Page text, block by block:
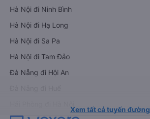
Hà Nội đi Ninh Bình
Hà Nội đi Hạ Long
Hà Nội đi Sa Pa
Hà Nội đi Tam Đảo
Đà Nẵng đi Hội An
Xem tất cả tuyến đường